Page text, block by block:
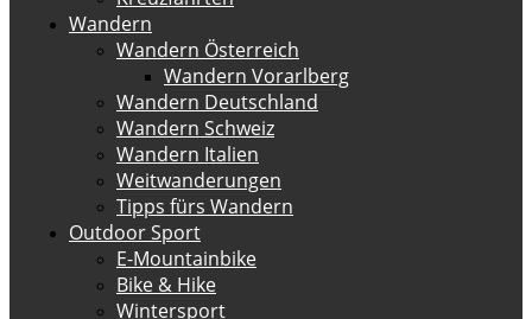
Wandern
Wandern Österreich
Wandern Vorarlberg
Wandern Deutschland
Wandern Schweiz
Wandern Italien
Weitwanderungen
Tipps fürs Wandern
Outdoor Sport
E-Mountainbike
Bike & Hike
Wintersport